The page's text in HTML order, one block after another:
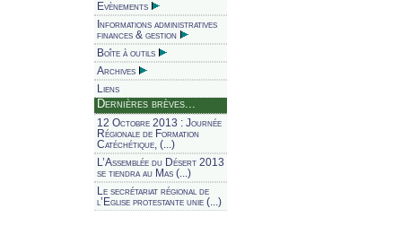
Evènements
Informations administratives
finances & gestion
Boîte à outils
Archives
Liens
Dernières brèves...
12 Octobre 2013 : Journée
Régionale de Formation
Catéchétique, (...)
L’Assemblée du Désert 2013
se tiendra au Mas (...)
Le secrétariat régional de
l’Eglise protestante unie (...)